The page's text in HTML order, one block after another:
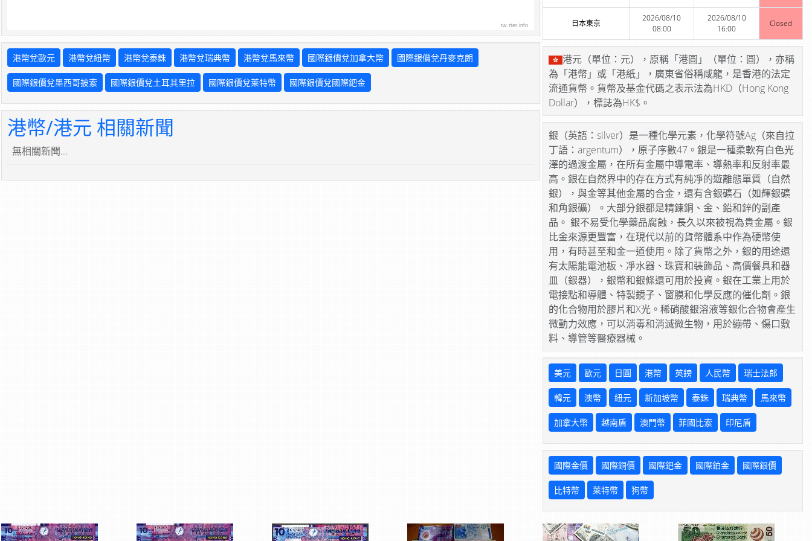
tw.rter.info
港幣兌歐元 港幣兌紐幣 港幣兌泰銖 港幣兌瑞典幣 港幣兌馬來幣 國際銀價兌加拿大幣 國際銀價兌丹麥克朗
國際銀價兌墨西哥披索 國際銀價兌土耳其里拉 國際銀價兌萊特幣 國際銀價兌國際鈀金
港幣/港元 相關新聞
無相關新聞...
日本東京
2026/08/10
08:00
2026/08/10
16:00
Closed
港元（單位：元），原稱「港圓」（單位：圓），亦稱
為「港幣」或「港紙」，廣東省俗稱咸龍，是香港的法定
流通貨幣。貨幣及基金代碼之表示法為HKD（Hong Kong
Dollar），標誌為HK$。
銀（英語：silver）是一種化學元素，化學符號Ag（來自拉
丁語：argentum），原子序數47。銀是一種柔軟有白色光
澤的過渡金屬，在所有金屬中導電率、導熱率和反射率最
高。銀在自然界中的存在方式有純凈的遊離態單質（自然
銀），與金等其他金屬的合金，還有含銀礦石（如輝銀礦
和角銀礦）。大部分銀都是精鍊銅、金、鉛和鋅的副產
品。 銀不易受化學藥品腐蝕，長久以來被視為貴金屬。銀
比金來源更豐富，在現代以前的貨幣體系中作為硬幣使
用，有時甚至和金一道使用。除了貨幣之外，銀的用途還
有太陽能電池板、凈水器、珠寶和裝飾品、高價餐具和器
皿（銀器），銀幣和銀條還可用於投資。銀在工業上用於
電接點和導體、特製鏡子、窗膜和化學反應的催化劑。銀
的化合物用於膠片和X光。稀硝酸銀溶液等銀化合物會產生
微動力效應，可以消毒和消滅微生物，用於繃帶、傷口敷
料、導管等醫療器械。
美元 歐元 日圓 港幣 英鎊 人民幣 瑞士法郎
韓元 澳幣 紐元 新加坡幣 泰銖 瑞典幣 馬來幣
加拿大幣 越南盾 澳門幣 菲國比索 印尼盾
國際金價 國際銅價 國際鈀金 國際鉑金 國際銀價
比特幣 萊特幣 狗幣